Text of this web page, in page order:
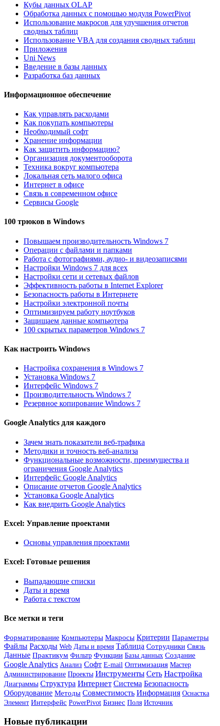
Кубы данных OLAP
Обработка данных с помощью модуля PowerPivot
Использование макросов для улучшения отчетов
сводных таблиц
Использование VBA для создания сводных таблиц
Приложения
Uni News
Введение в базы данных
Разработка баз данных
Информационное обеспечение
Как управлять расходами
Как покупать компьютеры
Необходимый софт
Хранение информации
Как защитить информацию?
Организация документооборота
Техника вокруг компьютера
Локальная сеть малого офиса
Интернет в офисе
Связь в современном офисе
Сервисы Google
100 трюков в Windows
Повышаем производительность Windows 7
Операции с файлами и папками
Работа с фотографиями, аудио- и видеозаписями
Настройки Windows 7 для всех
Настройки сети и сетевых файлов
Эффективность работы в Internet Explorer
Безопасность работы в Интернете
Настройки электронной почты
Оптимизируем работу ноутбуков
Защищаем данные компьютера
100 скрытых параметров Windows 7
Как настроить Windows
Настройка сохранения в Windows 7
Установка Windows 7
Интерфейс Windows 7
Производительность Windows 7
Резервное копирование Windows 7
Google Analytics для каждого
Зачем знать показатели веб-трафика
Методики и точность веб-анализа
Функциональные возможности, преимущества и
ограничения Google Analytics
Интерфейс Google Analytics
Описание отчетов Google Analytics
Установка Google Analytics
Как внедрить Google Analytics
Excel: Управление проектами
Основы управления проектами
Excel: Готовые решения
Выпадающие списки
Даты и время
Работа с текстом
Все метки и теги
Форматирование Компьютеры Макросы Критерии Параметры
Файлы Расходы Web Даты и время Таблица Сотрудники Связь
Данные Практикум Фильтр Функции Базы данных Создание
Google Analytics Анализ Софт E-mail Оптимизация Мастер
Администрирование Проекты Инструменты Сеть Настройка
Диаграммы Структура Интернет Система Безопасность
Оборудование Методы Совместимость Информация Оснастка
Элемент Интерфейс PowerPivot Бизнес Поля Источник
Новые публикации